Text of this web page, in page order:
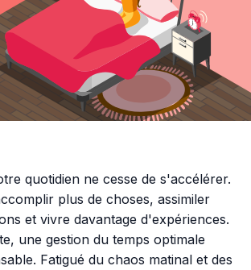
quotidien ne cesse de s'accélérer.
plus de choses, assimiler
et vivre davantage d'expériences.
une gestion du temps optimale
Fatigué du chaos matinal et des